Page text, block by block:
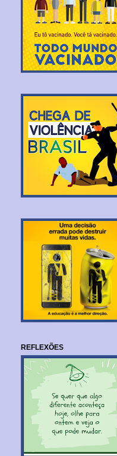
REFLEXÕES